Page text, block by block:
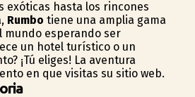
exóticas hasta los rincones
Rumbo tiene una amplia gama
mundo esperando ser
un hotel turístico o un
¡Tú eliges! La aventura
en que visitas su sitio web.